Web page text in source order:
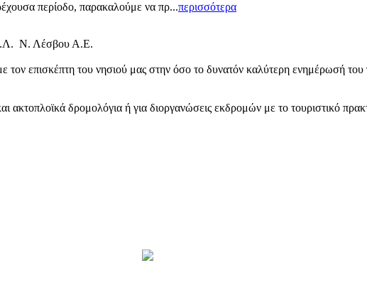
περίοδο, παρακαλούμε να πρ...περισσότερα
Ν. Λέσβου Α.Ε.
επισκέπτη του νησιού μας στην όσο το δυνατόν καλύτερη ενημέρωσή του
ακτοπλοϊκά δρομολόγια ή για διοργανώσεις εκδρομών με το τουριστικό